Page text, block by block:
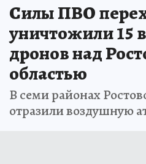
Силы ПВО
уничтожили 15
дронов над
областью
В семи районах
отразили воздушную